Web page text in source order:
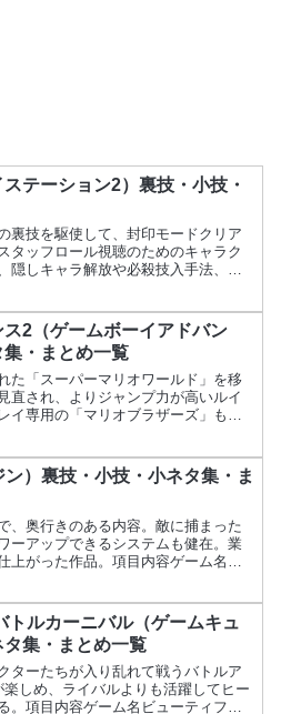
テーション2）裏技・小技・
裏技を駆使して、封印モードクリア
タッフロール視聴のためのキャラク
隠しキャラ解放や必殺技入手法、隠
2（ゲームボーイアドバン
・まとめ一覧
た「スーパーマリオワールド」を移
直され、よりジャンプ力が高いルイ
イ専用の「マリオブラザーズ」も収
）裏技・小技・小ネタ集・ま
、奥行きのある内容。敵に捕まった
ーアップできるシステムも健在。業
上がった作品。項目内容ゲーム名ギ
トルカーニバル（ゲームキュ
集・まとめ一覧
ターたちが入り乱れて戦うバトルア
しめ、ライバルよりも活躍してヒー
。項目内容ゲーム名ビューティフル